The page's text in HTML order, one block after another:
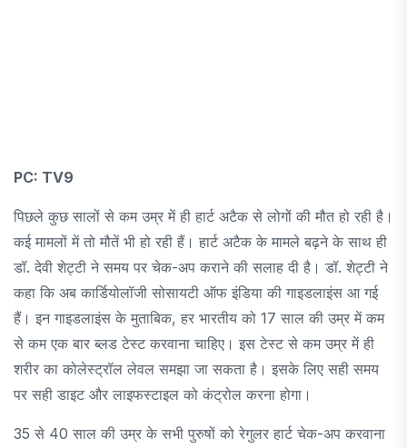
PC: TV9
पिछले कुछ सालों से कम उम्र में ही हार्ट अटैक से लोगों की मौत हो रही है।
कई मामलों में तो मौतें भी हो रही हैं। हार्ट अटैक के मामले बढ़ने के साथ ही
डॉ. देवी शेट्टी ने समय पर चेक-अप कराने की सलाह दी है। डॉ. शेट्टी ने
कहा कि अब कार्डियोलॉजी सोसायटी ऑफ इंडिया की गाइडलाइंस आ गई
हैं। इन गाइडलाइंस के मुताबिक, हर भारतीय को 17 साल की उम्र में कम
से कम एक बार ब्लड टेस्ट करवाना चाहिए। इस टेस्ट से कम उम्र में ही
शरीर का कोलेस्ट्रॉल लेवल समझा जा सकता है। इसके लिए सही समय
पर सही डाइट और लाइफस्टाइल को कंट्रोल करना होगा।
35 से 40 साल की उम्र के सभी पुरुषों को रेगुलर हार्ट चेक-अप करवाना